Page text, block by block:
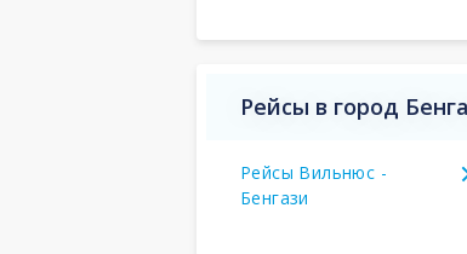
Рейсы в город
Рейсы Вильнюс -
Бенгази